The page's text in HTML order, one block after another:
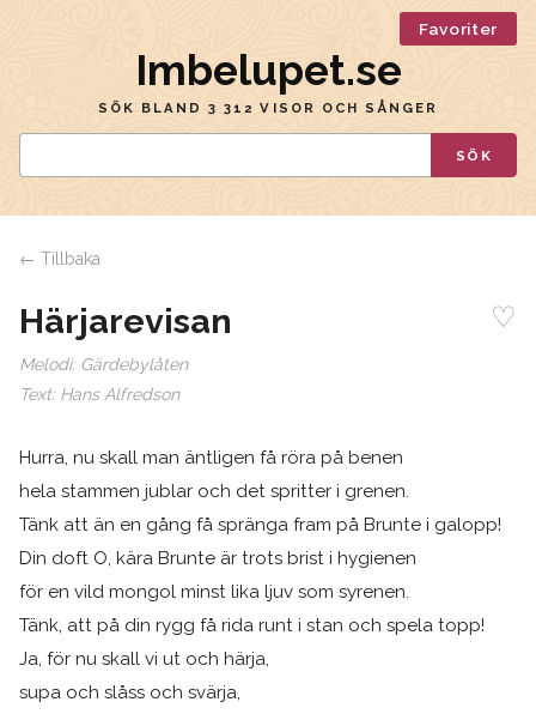
Favoriter
Imbelupet.se
SÖK BLAND 3 312 VISOR OCH SÅNGER
SÖK
← Tillbaka
Härjarevisan ♡
Melodi: Gärdebylåten
Text: Hans Alfredson
Hurra, nu skall man äntligen få röra på benen
hela stammen jublar och det spritter i grenen.
Tänk att än en gång få spränga fram på Brunte i galopp!
Din doft O, kära Brunte är trots brist i hygienen
för en vild mongol minst lika ljuv som syrenen.
Tänk, att på din rygg få rida runt i stan och spela topp!
Ja, för nu skall vi ut och härja,
supa och slåss och svärja,